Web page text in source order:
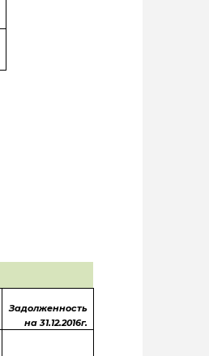
Задолженность
на 31.12.2016г.